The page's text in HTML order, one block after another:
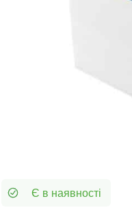
Є в наявності